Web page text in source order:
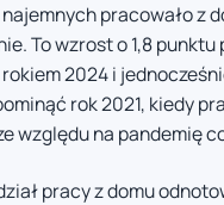
pracowało z
To wzrost o 1,8
2024 i
rok 2021, kiedy
względu na pandemię
pracy z domu